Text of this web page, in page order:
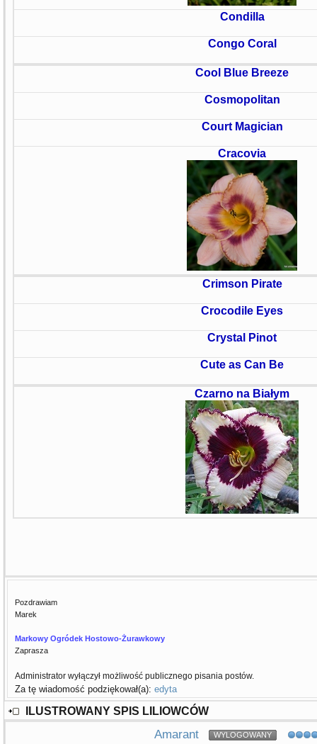
Condilla
Congo Coral
Cool Blue Breeze
Cosmopolitan
Court Magician
Cracovia
Crimson Pirate
Crocodile Eyes
Crystal Pinot
Cute as Can Be
Czarno na Białym
Pozdrawiam
Marek
Markowy Ogródek Hostowo-Żurawkowy
Zaprasza
Administrator wyłączył możliwość publicznego pisania postów.
Za tę wiadomość podziękował(a): edyta
ILUSTROWANY SPIS LILIOWCÓW
Amarant WYLOGOWANY